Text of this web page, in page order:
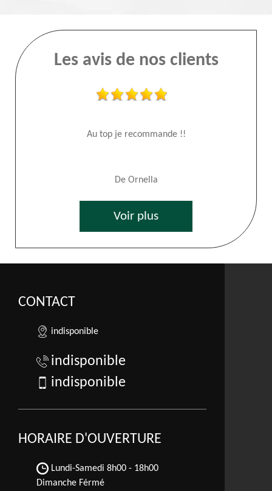
Les avis de nos clients
Au top je recommande !!
De Ornella
Voir plus
CONTACT
indisponible
indisponible
indisponible
HORAIRE D'OUVERTURE
Lundi-Samedi 8h00 - 18h00
Dimanche Férmé